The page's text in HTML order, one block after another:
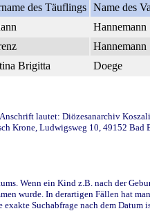
des Täuflings Name des
Hannemann
Hannemann
Brigitta Doege
lautet: Diözesanarchiv
Krone, Ludwigsweg 10, 49152
Wenn ein Kind z.B. nach der
wurde. In derartigen Fällen hat
Suchabfrage nach dem